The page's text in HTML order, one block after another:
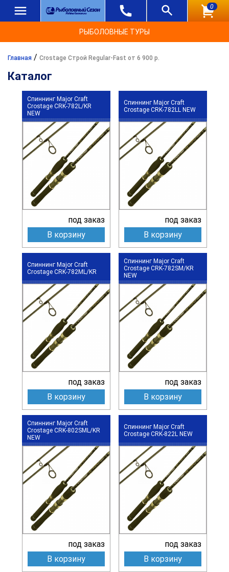
0
РЫБОЛОВНЫЕ ТУРЫ
Главная / Crostage Строй Regular-Fast от 6 900 р.
Каталог
Спиннинг Major Craft
Crostage CRK-782L/KR
NEW
под заказ
В корзину
Спиннинг Major Craft
Crostage CRK-782LL NEW
под заказ
В корзину
Спиннинг Major Craft
Crostage CRK-782ML/KR
под заказ
В корзину
Спиннинг Major Craft
Crostage CRK-782SM/KR
NEW
под заказ
В корзину
Спиннинг Major Craft
Crostage CRK-802SML/KR
NEW
под заказ
В корзину
Спиннинг Major Craft
Crostage CRK-822L NEW
под заказ
В корзину